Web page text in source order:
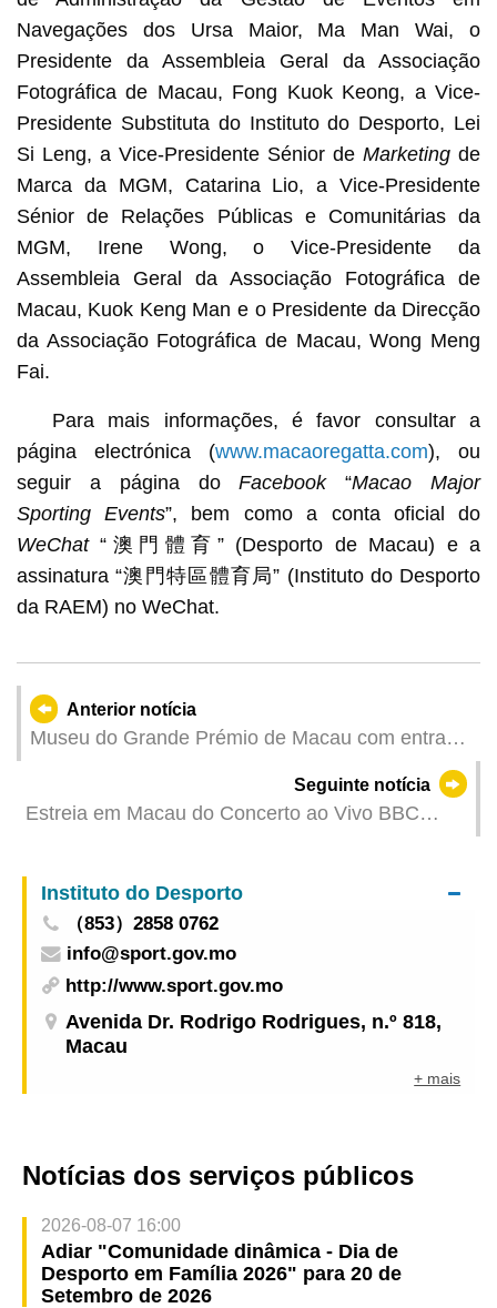
Navegações dos Ursa Maior, Ma Man Wai, o
Presidente da Assembleia Geral da Associação
Fotográfica de Macau, Fong Kuok Keong, a Vice-
Presidente Substituta do Instituto do Desporto, Lei
Si Leng, a Vice-Presidente Sénior deMarketing de
Marca da MGM, Catarina Lio, a Vice-Presidente
Sénior de Relações Públicas e Comunitárias da
MGM, Irene Wong, o Vice-Presidente da
Assembleia Geral da Associação Fotográfica de
Macau, Kuok Keng Man e o Presidente da Direcção
da Associação Fotográfica de Macau, Wong Meng
Fai.
Para mais informações, é favor consultar a
página electrónica (www.macaoregatta.com), ou
seguir a página doFacebook“Macao Major
Sporting Events”, bem como a conta oficial do
WeChat“澳門體育” (Desporto de Macau) e a
assinatura “澳門特區體育局” (Instituto do Desporto
da RAEM) no WeChat.
Anterior notícia
Museu do Grande Prémio de Macau com entrada
grátis 1 de Junho para celebrar quarto aniversário
Seguinte notícia
Estreia em Macau do Concerto ao Vivo BBC
nosso planeta
Instituto do Desporto
（853）2858 0762
info@sport.gov.mo
http://www.sport.gov.mo
Avenida Dr. Rodrigo Rodrigues, n.º 818,
Macau
+ mais
Notícias dos serviços públicos
2026-08-07 16:00
Adiar "Comunidade dinâmica - Dia de
Desporto em Família 2026" para 20 de
Setembro de 2026